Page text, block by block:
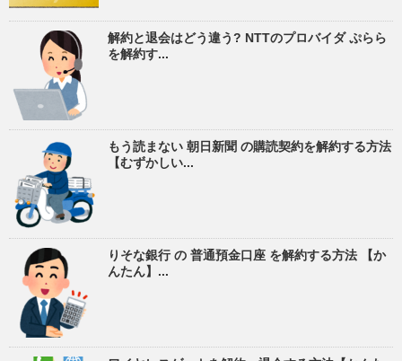
解約と退会はどう違う? NTTのプロバイダ ぷらら
を解約す...
もう読まない 朝日新聞 の購読契約を解約する方法
【むずかしい...
りそな銀行 の 普通預金口座 を解約する方法 【か
んたん】...